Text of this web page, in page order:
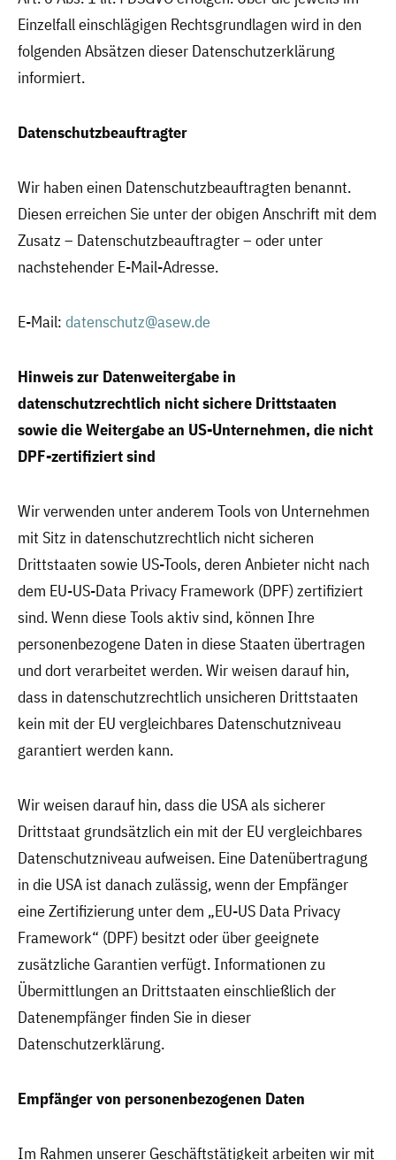
Einzelfall einschlägigen Rechtsgrundlagen wird in den
folgenden Absätzen dieser Datenschutzerklärung
informiert.
Datenschutzbeauftragter
Wir haben einen Datenschutzbeauftragten benannt.
Diesen erreichen Sie unter der obigen Anschrift mit dem
Zusatz – Datenschutzbeauftragter – oder unter
nachstehender E-Mail-Adresse.
E-Mail: datenschutz@asew.de
Hinweis zur Datenweitergabe in
datenschutzrechtlich nicht sichere Drittstaaten
sowie die Weitergabe an US-Unternehmen, die nicht
DPF-zertifiziert sind
Wir verwenden unter anderem Tools von Unternehmen
mit Sitz in datenschutzrechtlich nicht sicheren
Drittstaaten sowie US-Tools, deren Anbieter nicht nach
dem EU-US-Data Privacy Framework (DPF) zertifiziert
sind. Wenn diese Tools aktiv sind, können Ihre
personenbezogene Daten in diese Staaten übertragen
und dort verarbeitet werden. Wir weisen darauf hin,
dass in datenschutzrechtlich unsicheren Drittstaaten
kein mit der EU vergleichbares Datenschutzniveau
garantiert werden kann.
Wir weisen darauf hin, dass die USA als sicherer
Drittstaat grundsätzlich ein mit der EU vergleichbares
Datenschutzniveau aufweisen. Eine Datenübertragung
in die USA ist danach zulässig, wenn der Empfänger
eine Zertifizierung unter dem „EU-US Data Privacy
Framework“ (DPF) besitzt oder über geeignete
zusätzliche Garantien verfügt. Informationen zu
Übermittlungen an Drittstaaten einschließlich der
Datenempfänger finden Sie in dieser
Datenschutzerklärung.
Empfänger von personenbezogenen Daten
Im Rahmen unserer Geschäftstätigkeit arbeiten wir mit